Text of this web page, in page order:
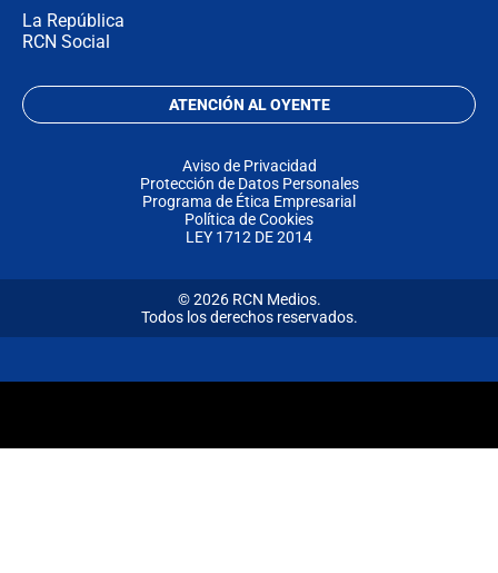
La República
RCN Social
ATENCIÓN AL OYENTE
Aviso de Privacidad
Protección de Datos Personales
Programa de Ética Empresarial
Política de Cookies
LEY 1712 DE 2014
© 2026 RCN Medios.
Todos los derechos reservados.